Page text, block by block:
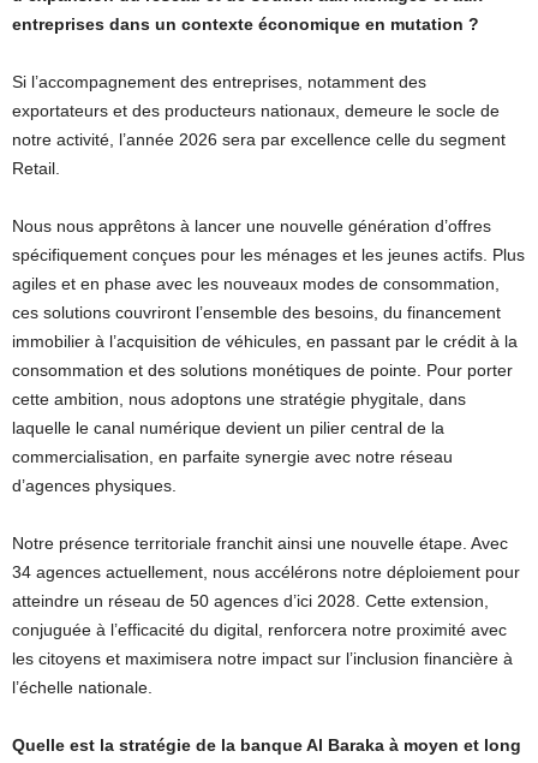
entreprises dans un contexte économique en mutation ?
Si l’accompagnement des entreprises, notamment des
exportateurs et des producteurs nationaux, demeure le socle de
notre activité, l’année 2026 sera par excellence celle du segment
Retail.
Nous nous apprêtons à lancer une nouvelle génération d’offres
spécifiquement conçues pour les ménages et les jeunes actifs. Plus
agiles et en phase avec les nouveaux modes de consommation,
ces solutions couvriront l’ensemble des besoins, du financement
immobilier à l’acquisition de véhicules, en passant par le crédit à la
consommation et des solutions monétiques de pointe. Pour porter
cette ambition, nous adoptons une stratégie phygitale, dans
laquelle le canal numérique devient un pilier central de la
commercialisation, en parfaite synergie avec notre réseau
d’agences physiques.
Notre présence territoriale franchit ainsi une nouvelle étape. Avec
34 agences actuellement, nous accélérons notre déploiement pour
atteindre un réseau de 50 agences d’ici 2028. Cette extension,
conjuguée à l’efficacité du digital, renforcera notre proximité avec
les citoyens et maximisera notre impact sur l’inclusion financière à
l’échelle nationale.
Quelle est la stratégie de la banque Al Baraka à moyen et long